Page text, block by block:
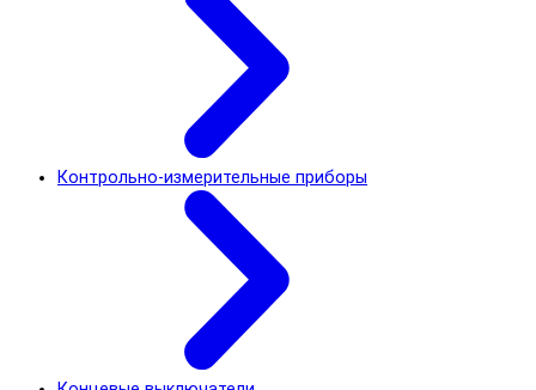
Контрольно-измерительные приборы